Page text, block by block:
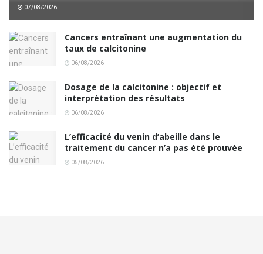
07/08/2026
Cancers entraînant une augmentation du
taux de calcitonine
06/08/2026
Dosage de la calcitonine : objectif et
interprétation des résultats
06/08/2026
L’efficacité du venin d’abeille dans le
traitement du cancer n’a pas été prouvée
05/08/2026